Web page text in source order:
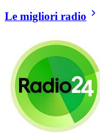
Le migliori radio